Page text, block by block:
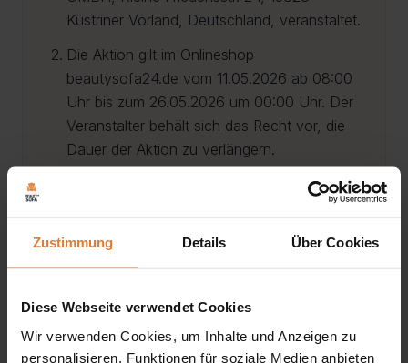
Zustimmung Details Über Cookies
Diese Webseite verwendet Cookies
Wir verwenden Cookies, um Inhalte und Anzeigen zu
personalisieren, Funktionen für soziale Medien anbieten
Küstriner Vorland, Deutschland, veranstaltet.
Die Aktion gilt im Onlineshop
beautysofa24.de vom 11.05.2026 ab 08:00
Uhr bis zum 26.05.2026 um 00:00 Uhr. Der
Veranstalter behält sich das Recht vor, die
Dauer der Aktion zu verlängern.
GEBURTSTAG6
Produkte oder Produktvarianten im
Warenkorb.
kostenlose Lieferung. Es gelten die
allgemeinen Lieferbedingungen des Shops.